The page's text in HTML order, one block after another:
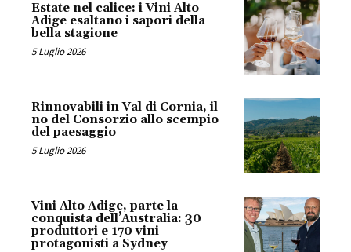
Estate nel calice: i Vini Alto
Adige esaltano i sapori della
bella stagione
5 Luglio 2026
Rinnovabili in Val di Cornia, il
no del Consorzio allo scempio
del paesaggio
5 Luglio 2026
Vini Alto Adige, parte la
conquista dell’Australia: 30
produttori e 170 vini
protagonisti a Sydney